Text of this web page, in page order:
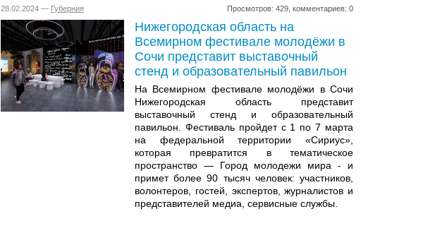
28.02.2024 — Губерния Просмотров: 429, комментариев: 0
Нижегородская область на
Всемирном фестивале молодёжи в
Сочи представит выставочный
стенд и образовательный павильон
На Всемирном фестивале молодёжи в Сочи
Нижегородская область представит
выставочный стенд и образовательный
павильон. Фестиваль пройдет с 1 по 7 марта
на федеральной территории «Сириус»,
которая превратится в тематическое
пространство — Город молодежи мира - и
примет более 90 тысяч человек: участников,
волонтеров, гостей, экспертов, журналистов и
представителей медиа, сервисные службы.